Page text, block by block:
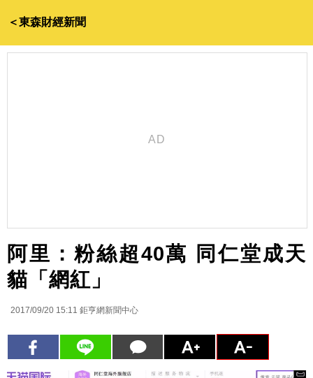
＜東森財經新聞
阿里：粉絲超40萬 同仁堂成天
貓「網紅」
2017/09/20 15:11 鉅亨網新聞中心